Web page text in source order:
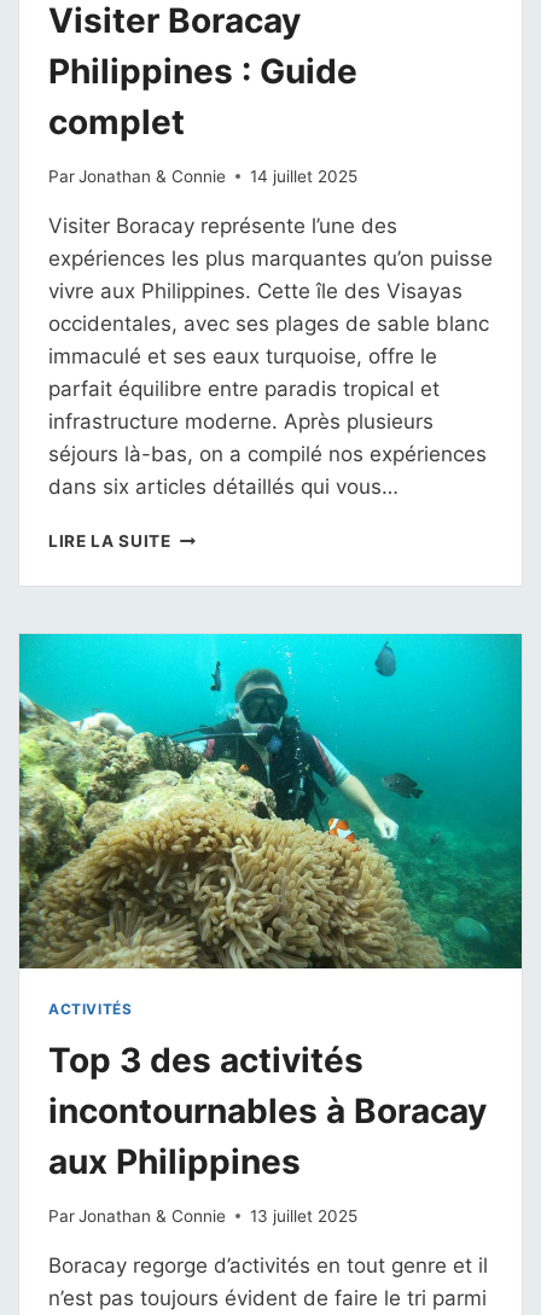
Visiter Boracay
Philippines : Guide
complet
ParJonathan & Connie 14 juillet 2025
Visiter Boracay représente l’une des
expériences les plus marquantes qu’on puisse
vivre aux Philippines. Cette île des Visayas
occidentales, avec ses plages de sable blanc
immaculé et ses eaux turquoise, offre le
parfait équilibre entre paradis tropical et
infrastructure moderne. Après plusieurs
séjours là-bas, on a compilé nos expériences
dans six articles détaillés qui vous…
LIRE LA SUITEVISITER
PHILIPPINES
GUIDE
COMPLET
ACTIVITÉS
Top 3 des activités
incontournables à Boracay
aux Philippines
ParJonathan & Connie 13 juillet 2025
Boracay regorge d’activités en tout genre et il
n’est pas toujours évident de faire le tri parmi